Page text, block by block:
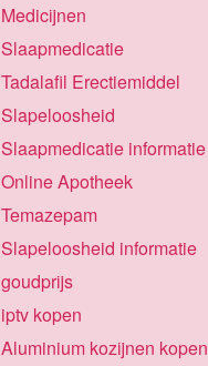
Medicijnen
Slaapmedicatie
Tadalafil Erectiemiddel
Slapeloosheid
Slaapmedicatie informatie
Online Apotheek
Temazepam
Slapeloosheid informatie
goudprijs
iptv kopen
Aluminium kozijnen kopen